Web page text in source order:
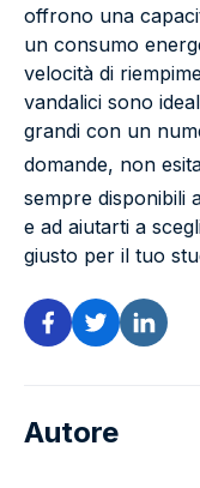
offrono una
un consumo
velocità di
vandalici sono
grandi con un
domande, non
sempre disponibili
e ad aiutarti a
giusto per il tuo
Autore